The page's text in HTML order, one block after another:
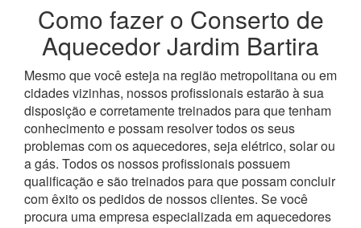
Como fazer o Conserto de
Aquecedor Jardim Bartira
Mesmo que você esteja na região metropolitana ou em
cidades vizinhas, nossos profissionais estarão à sua
disposição e corretamente treinados para que tenham
conhecimento e possam resolver todos os seus
problemas com os aquecedores, seja elétrico, solar ou
a gás. Todos os nossos profissionais possuem
qualificação e são treinados para que possam concluir
com êxito os pedidos de nossos clientes. Se você
procura uma empresa especializada em aquecedores